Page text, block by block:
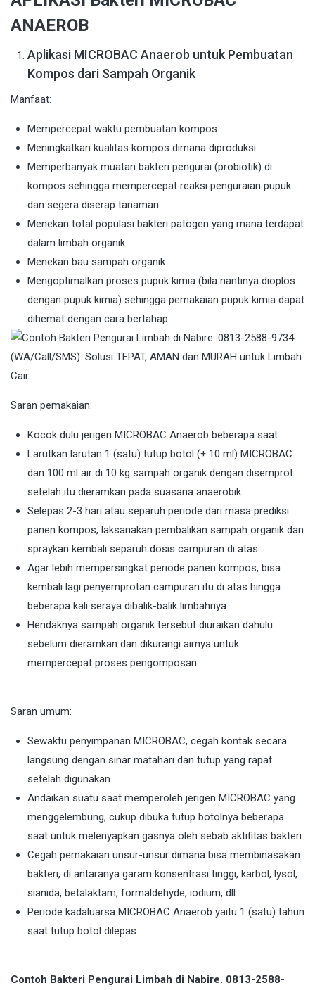
ANAEROB
Aplikasi MICROBAC Anaerob untuk Pembuatan
Kompos dari Sampah Organik
Manfaat:
Mempercepat waktu pembuatan kompos.
Meningkatkan kualitas kompos dimana diproduksi.
Memperbanyak muatan bakteri pengurai (probiotik) di
kompos sehingga mempercepat reaksi penguraian pupuk
dan segera diserap tanaman.
Menekan total populasi bakteri patogen yang mana terdapat
dalam limbah organik.
Menekan bau sampah organik.
Mengoptimalkan proses pupuk kimia (bila nantinya dioplos
dengan pupuk kimia) sehingga pemakaian pupuk kimia dapat
dihemat dengan cara bertahap.
Saran pemakaian:
Kocok dulu jerigen MICROBAC Anaerob beberapa saat.
Larutkan larutan 1 (satu) tutup botol (± 10 ml) MICROBAC
dan 100 ml air di 10 kg sampah organik dengan disemprot
setelah itu dieramkan pada suasana anaerobik.
Selepas 2-3 hari atau separuh periode dari masa prediksi
panen kompos, laksanakan pembalikan sampah organik dan
spraykan kembali separuh dosis campuran di atas.
Agar lebih mempersingkat periode panen kompos, bisa
kembali lagi penyemprotan campuran itu di atas hingga
beberapa kali seraya dibalik-balik limbahnya.
Hendaknya sampah organik tersebut diuraikan dahulu
sebelum dieramkan dan dikurangi airnya untuk
mempercepat proses pengomposan.
Saran umum:
Sewaktu penyimpanan MICROBAC, cegah kontak secara
langsung dengan sinar matahari dan tutup yang rapat
setelah digunakan.
Andaikan suatu saat memperoleh jerigen MICROBAC yang
menggelembung, cukup dibuka tutup botolnya beberapa
saat untuk melenyapkan gasnya oleh sebab aktifitas bakteri.
Cegah pemakaian unsur-unsur dimana bisa membinasakan
bakteri, di antaranya garam konsentrasi tinggi, karbol, lysol,
sianida, betalaktam, formaldehyde, iodium, dll.
Periode kadaluarsa MICROBAC Anaerob yaitu 1 (satu) tahun
saat tutup botol dilepas.
Contoh Bakteri Pengurai Limbah di Nabire. 0813-2588-